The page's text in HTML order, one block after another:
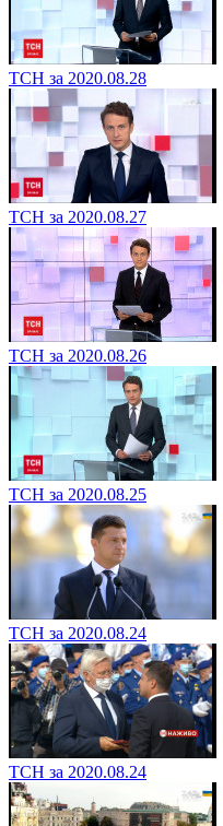
ТСН за 2020.08.28
ТСН за 2020.08.27
ТСН за 2020.08.26
ТСН за 2020.08.25
ТСН за 2020.08.24
ТСН за 2020.08.24